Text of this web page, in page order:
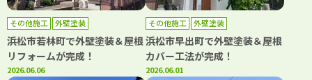
その他施工 外壁塗装
浜松市若林町で外壁塗装＆屋根
リフォームが完成！
2026.06.06
その他施工 外壁塗装
浜松市早出町で外壁塗装＆屋根
カバー工法が完成！
2026.06.01